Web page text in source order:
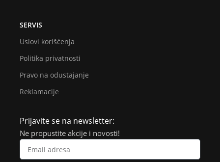
SERVIS
Uslovi korišćenja
Politika privatnosti
Pravo na odustajanje
Reklamacije
Prijavite se na newsletter:
Ne propustite akcije i novosti!